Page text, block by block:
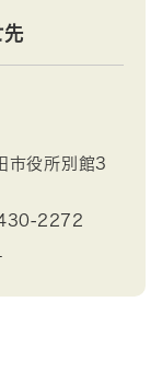
先
市役所別館3
2272